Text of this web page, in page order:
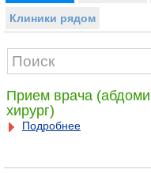
Клиники рядом
Прием врача
хирург)
Подробнее